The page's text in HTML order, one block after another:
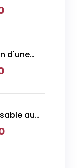
Legzira
d'une
parc
au
soleil,
et dîner